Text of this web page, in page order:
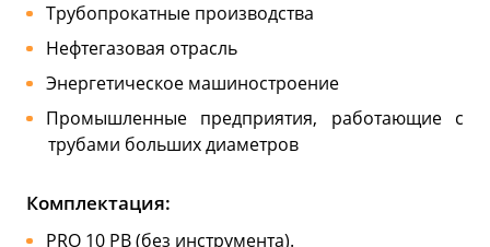
Трубопрокатные производства
Нефтегазовая отрасль
Энергетическое машиностроение
Промышленные предприятия, работающие с
трубами больших диаметров
Комплектация:
PRO 10 PB (без инструмента).